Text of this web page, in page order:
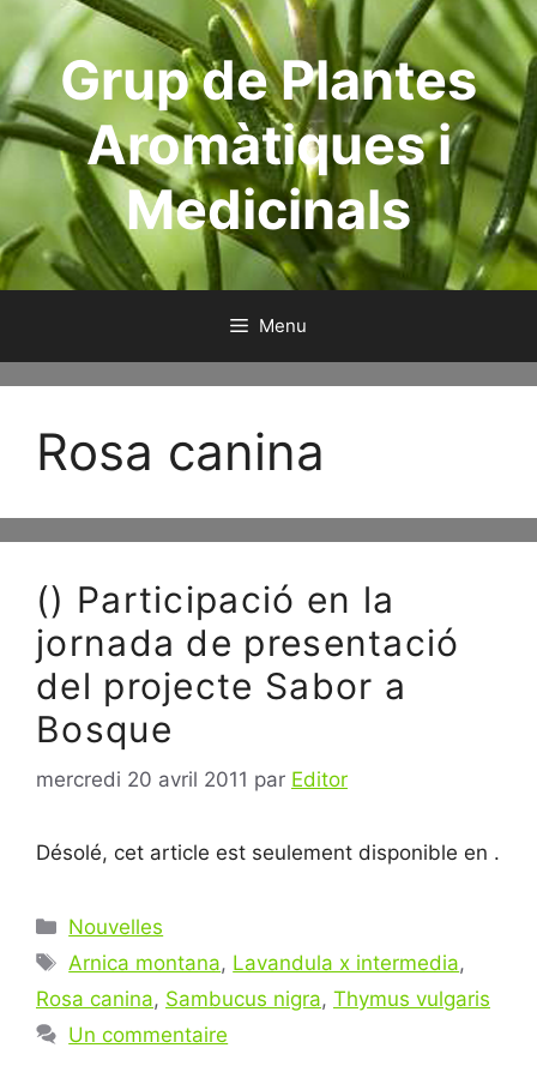
contenuGrup de Plantes
Aromàtiques i
Medicinals
Menu
Rosa canina
() Participació en la
jornada de presentació
del projecte Sabor a
Bosque
mercredi 20 avril 2011 par Editor
Désolé, cet article est seulement disponible en .
Catégories
Nouvelles
Étiquettes
Arnica montana, Lavandula x intermedia,
Rosa canina, Sambucus nigra, Thymus vulgaris
Un commentaire